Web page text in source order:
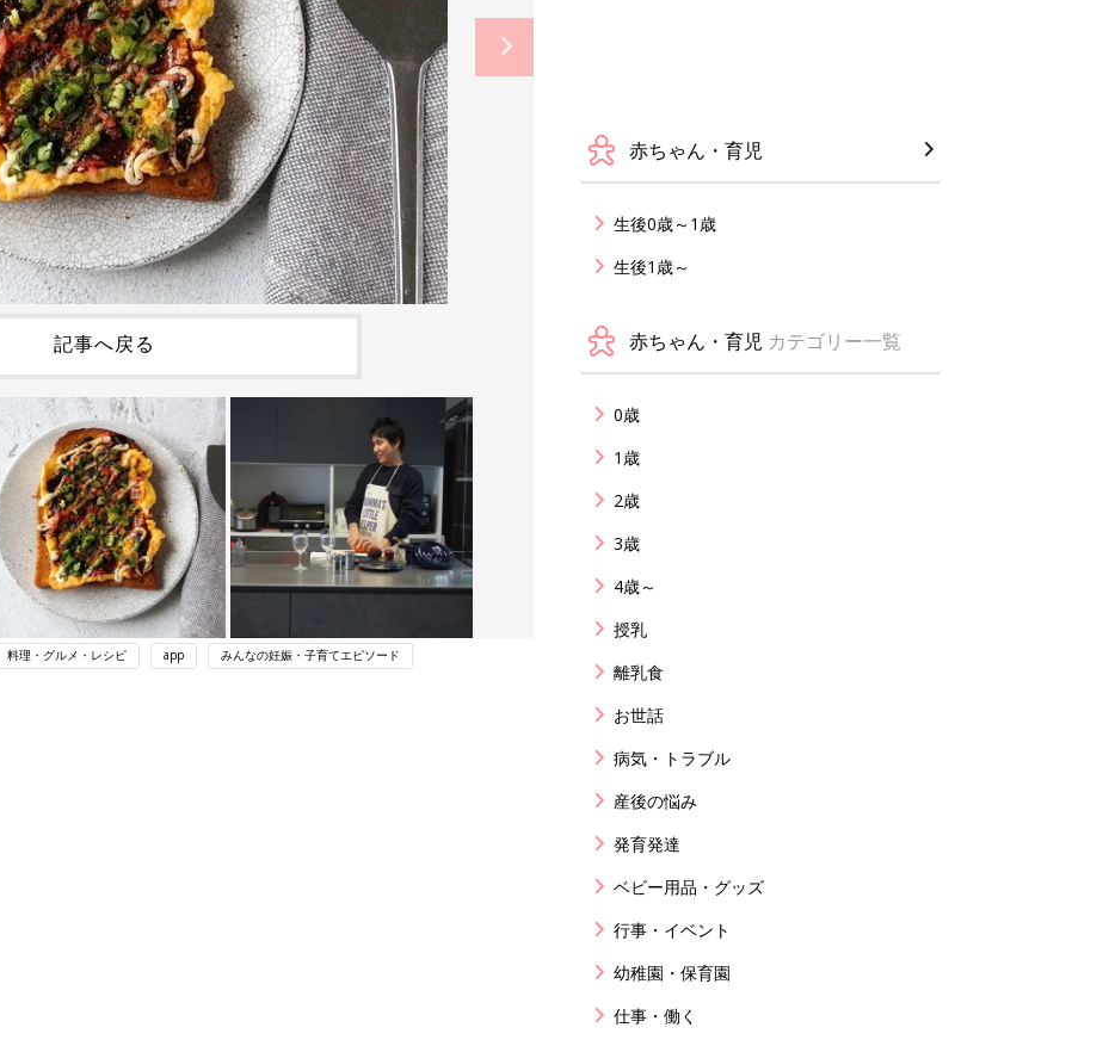
記事へ戻る
料理・グルメ・レシピ app みんなの妊娠・子育てエピソード
赤ちゃん・育児
生後0歳～1歳
生後1歳～
赤ちゃん・育児 カテゴリー一覧
0歳
1歳
2歳
3歳
4歳～
授乳
離乳食
お世話
病気・トラブル
産後の悩み
発育発達
ベビー用品・グッズ
行事・イベント
幼稚園・保育園
仕事・働く